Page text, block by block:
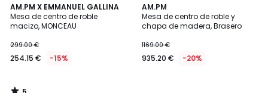
AM.PM X EMMANUEL GALLINA
Mesa de centro de roble
macizo, MONCEAU
299.00 €
254.15 € -15%
5
/
5
AM.PM
Mesa de centro de roble y
chapa de madera, Brasero
1169.00 €
935.20 € -20%